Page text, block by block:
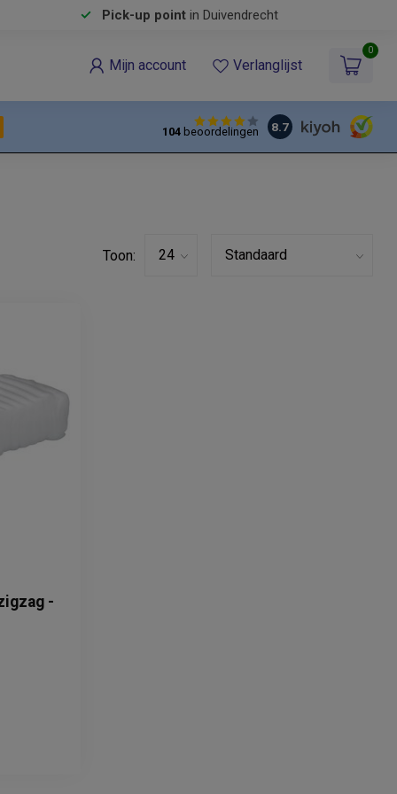
Pick-up pointin Duivendrecht
Mijn account Verlanglijst
0
104beoordelingen 8.7
Toon:
-